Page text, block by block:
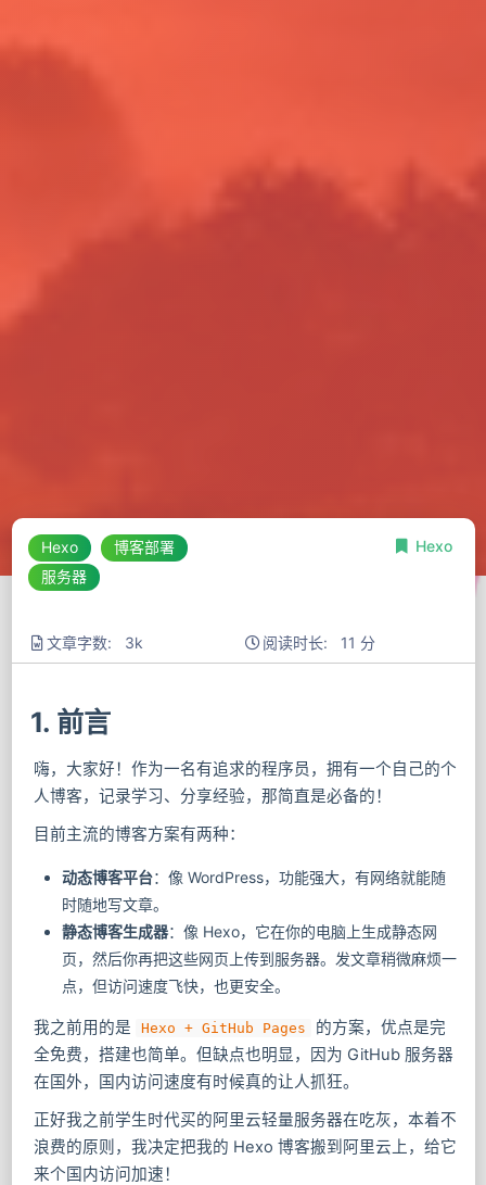
Hexo
博客部署
服务器
Hexo
文章字数: 3k 阅读时长: 11 分
1. 前言
嗨，大家好！作为一名有追求的程序员，拥有一个自己的个
人博客，记录学习、分享经验，那简直是必备的！
目前主流的博客方案有两种：
动态博客平台：像 WordPress，功能强大，有网络就能随
时随地写文章。
静态博客生成器：像 Hexo，它在你的电脑上生成静态网
页，然后你再把这些网页上传到服务器。发文章稍微麻烦一
点，但访问速度飞快，也更安全。
我之前用的是 Hexo + GitHub Pages
的方案，优点是完
全免费，搭建也简单。但缺点也明显，因为 GitHub 服务器
在国外，国内访问速度有时候真的让人抓狂。
正好我之前学生时代买的阿里云轻量服务器在吃灰，本着不
浪费的原则，我决定把我的 Hexo 博客搬到阿里云上，给它
来个国内访问加速！